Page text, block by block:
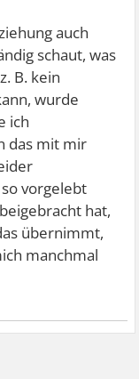
auch
schaut, was
B. kein
wurde
ich
das mit mir
vorgelebt
hat,
übernimmt,
manchmal